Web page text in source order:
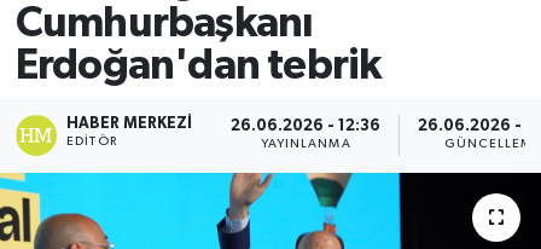
Cumhurbaşkanı
Erdoğan'dan tebrik
HABER MERKEZI
EDITÖR
26.06.2026 - 12:36
YAYINLANMA
26.06.2026 -
GÜNCELLEME